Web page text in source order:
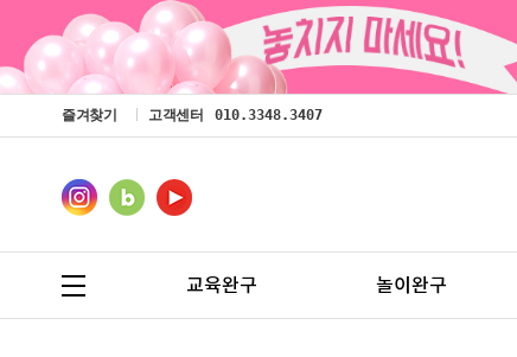
즐겨찾기 고객센터 010.3348.3407
교육완구 놀이완구